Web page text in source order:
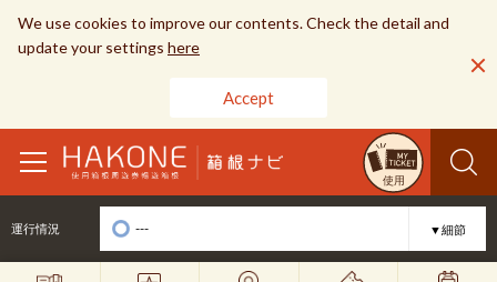
We use cookies to improve our contents. Check the detail and
update your settings here
Accept
使用
toggle
navigation
運行情況 --- ▼細節